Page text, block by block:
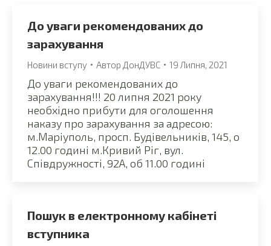
До уваги рекомендованих до
зарахування
Новини вступу Автор ДонДУВС 19 Липня, 2021
До уваги рекомендованих до
зарахування!!! 20 липня 2021 року
необхідно прибути для оголошення
наказу про зарахування за адресою:
м.Маріуполь, просп. Будівельників, 145, о
12.00 годині м.Кривий Ріг, вул.
Співдружності, 92А, об 11.00 годині
Пошук в електронному кабінеті
вступника